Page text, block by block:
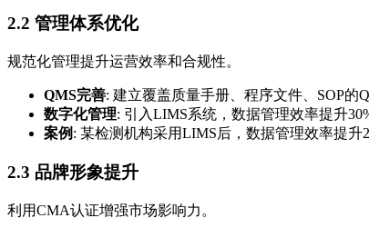
2.2 管理体系优化
规范化管理提升运营效率和合规性。
QMS完善: 建立覆盖质量手册、程序文件、SOP的
数字化管理: 引入LIMS系统，数据管理效率提升
案例 : 某检测机构采用LIMS后，数据管理效率提升
2.3 品牌形象提升
利用CMA认证增强市场影响力。